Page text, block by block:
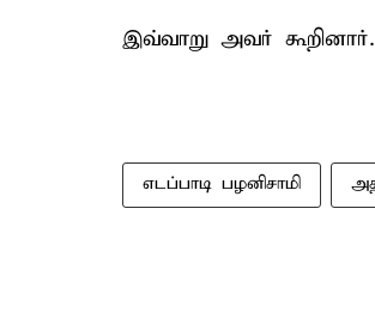
இவ்வாறு அவர் கூறினார்.
எடப்பாடி பழனிசாமி